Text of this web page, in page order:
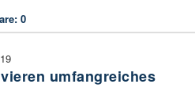
0
umfangreiches